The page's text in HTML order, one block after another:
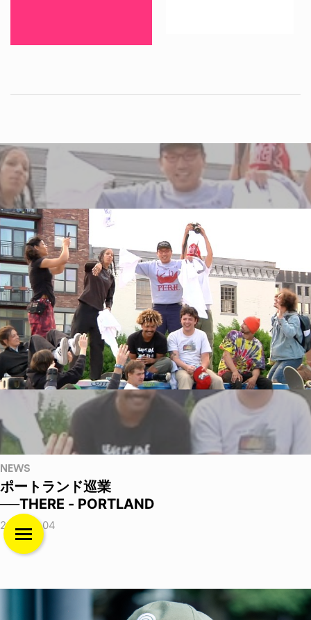
NEWS
ポートランド巡業
──THERE - PORTLAND
2026.08.04